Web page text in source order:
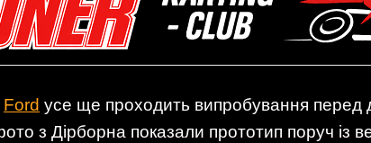
Ford усе ще проходить випробування
з Дірборна показали прототип поруч із